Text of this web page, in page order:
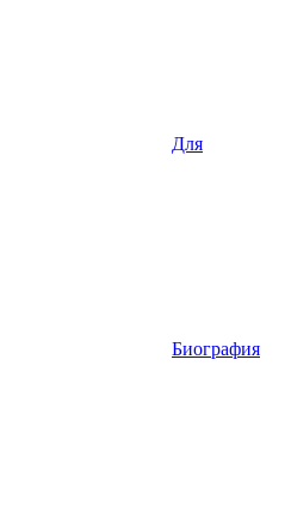
Для
Биография